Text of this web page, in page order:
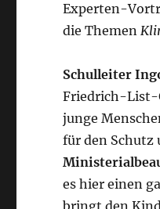
Experten-
die Themen
Schulleiter
Friedrich-List-
junge
für den Schutz
es hier einen
bringt den